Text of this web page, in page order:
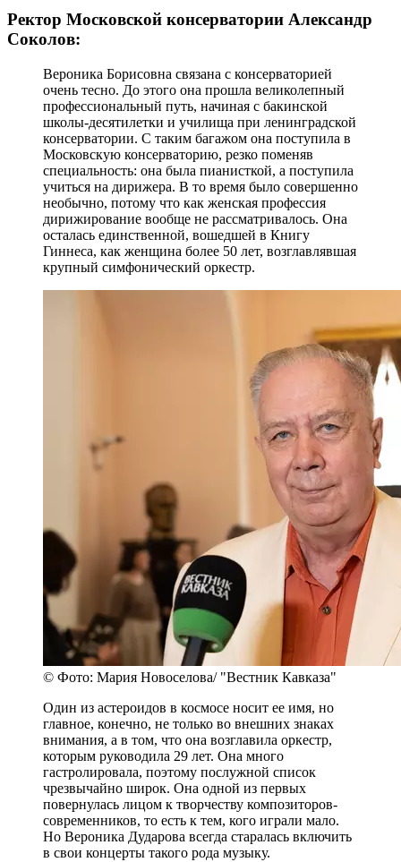
Ректор Московской консерватории Александр
Соколов:
Вероника Борисовна связана с консерваторией
очень тесно. До этого она прошла великолепный
профессиональный путь, начиная с бакинской
школы-десятилетки и училища при ленинградской
консерватории. С таким багажом она поступила в
Московскую консерваторию, резко поменяв
специальность: она была пианисткой, а поступила
учиться на дирижера. В то время было совершенно
необычно, потому что как женская профессия
дирижирование вообще не рассматривалось. Она
осталась единственной, вошедшей в Книгу
Гиннеса, как женщина более 50 лет, возглавлявшая
крупный симфонический оркестр.
© Фото: Мария Новоселова/ "Вестник Кавказа"
Один из астероидов в космосе носит ее имя, но
главное, конечно, не только во внешних знаках
внимания, а в том, что она возглавила оркестр,
которым руководила 29 лет. Она много
гастролировала, поэтому послужной список
чрезвычайно широк. Она одной из первых
повернулась лицом к творчеству композиторов-
современников, то есть к тем, кого играли мало.
Но Вероника Дударова всегда старалась включить
в свои концерты такого рода музыку.